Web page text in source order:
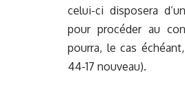
celui-ci disposera
pour procéder au
pourra, le cas
44-17 nouveau).